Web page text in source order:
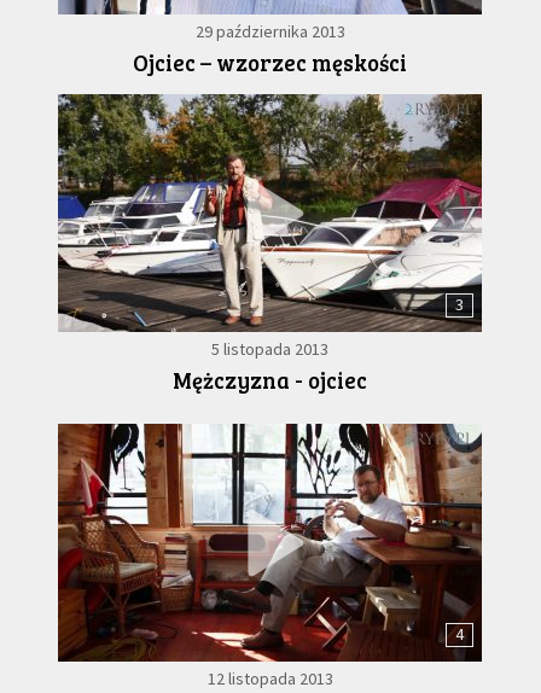
29 października 2013
Ojciec – wzorzec męskości
3
5 listopada 2013
Mężczyzna - ojciec
4
12 listopada 2013